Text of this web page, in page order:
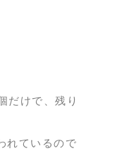
だけで、残り
れているので